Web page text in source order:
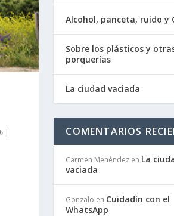
|
Alcohol, panceta, ruido y
Sobre los plásticos y
porquerías
La ciudad vaciada
COMENTARIOS
Carmen Menéndez en La
vaciada
Gonzalo en Cuidadín con el
WhatsApp